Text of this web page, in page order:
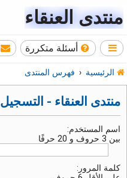
منتدى العنقاء
أسئلة متكررة
الرئيسية فهرس المنتدى
منتدى العنقاء - التسجيل
اسم المستخدم:
بين 3 حروف و 20 حرفًا
كلمة المرور: